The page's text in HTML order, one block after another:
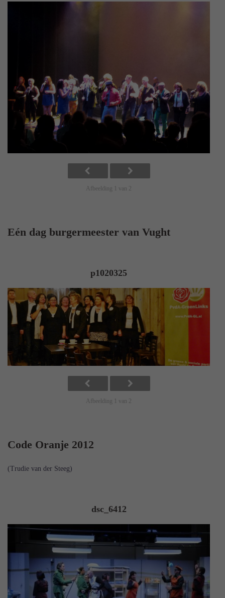
Afbeelding 1 van 2
Eén dag burgermeester van Vught
p1020325
Afbeelding 1 van 2
Code Oranje 2012
(Trudie van der Steeg)
dsc_6412